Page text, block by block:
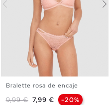
XL
Bralette rosa de encaje
Precio base
9,99 € Precio
7,99 € -20%